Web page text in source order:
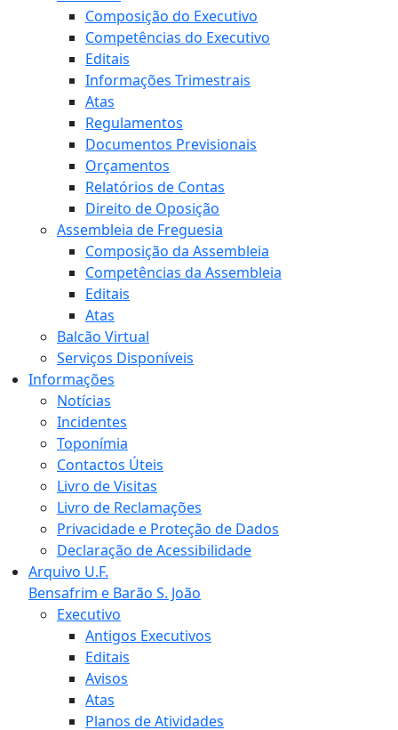
Composição do Executivo
Competências do Executivo
Editais
Informações Trimestrais
Atas
Regulamentos
Documentos Previsionais
Orçamentos
Relatórios de Contas
Direito de Oposição
Assembleia de Freguesia
Composição da Assembleia
Competências da Assembleia
Editais
Atas
Balcão Virtual
Serviços Disponíveis
Informações
Notícias
Incidentes
Toponímia
Contactos Úteis
Livro de Visitas
Livro de Reclamações
Privacidade e Proteção de Dados
Declaração de Acessibilidade
Arquivo U.F.
Bensafrim e Barão S. João
Executivo
Antigos Executivos
Editais
Avisos
Atas
Planos de Atividades